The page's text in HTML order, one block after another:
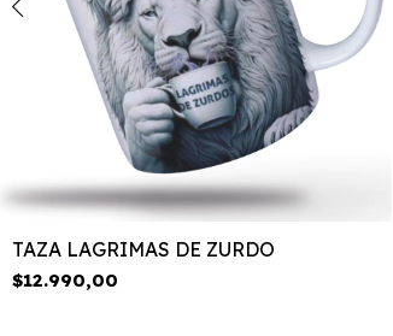
TAZA LAGRIMAS DE ZURDO
$12.990,00